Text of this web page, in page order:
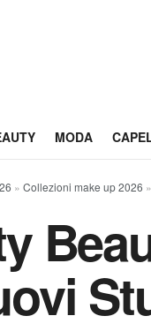
MODA
» Collezioni make up 2026 »